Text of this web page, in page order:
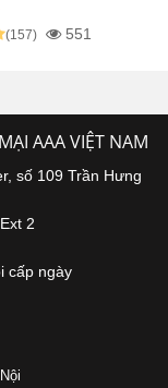
(157) 551
AAA VIỆT NAM
số 109 Trần Hưng
2
cấp ngày